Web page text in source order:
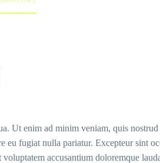
Ut enim ad minim veniam, quis
fugiat nulla pariatur. Excepteur sint
accusantium doloremque